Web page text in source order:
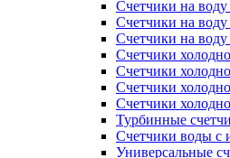
Счетчики на
Счетчики на
Счетчики на
Счетчики
Счетчики
Счетчики
Счетчики
Турбинные
Счетчики воды с
Универсальные